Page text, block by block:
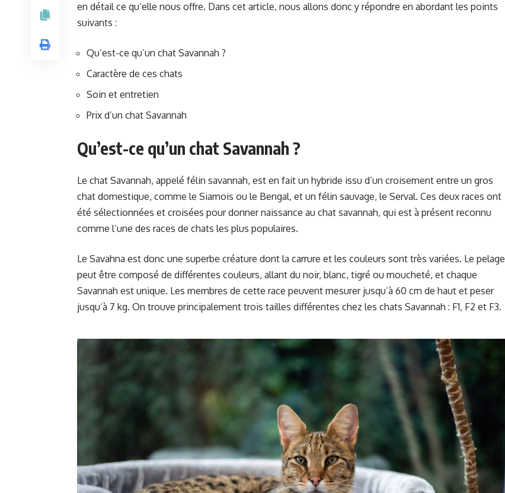
en détail ce qu’elle nous offre. Dans cet article, nous allons donc y répondre en abordant les points
suivants :
Qu’est-ce qu’un chat Savannah ?
Caractère de ces chats
Soin et entretien
Prix d’un chat Savannah
Qu’est-ce qu’un chat Savannah ?
Le chat Savannah, appelé félin savannah, est en fait un hybride issu d’un croisement entre un gros
chat domestique, comme le Siamois ou le Bengal, et un félin sauvage, le Serval. Ces deux races ont
été sélectionnées et croisées pour donner naissance au chat savannah, qui est à présent reconnu
comme l’une des races de chats les plus populaires.
Le Savahna est donc une superbe créature dont la carrure et les couleurs sont très variées. Le pelage
peut être composé de différentes couleurs, allant du noir, blanc, tigré ou moucheté, et chaque
Savannah est unique. Les membres de cette race peuvent mesurer jusqu’à 60 cm de haut et peser
jusqu’à 7 kg. On trouve principalement trois tailles différentes chez les chats Savannah : F1, F2 et F3.